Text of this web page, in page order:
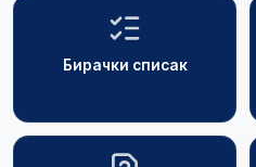
Бирачки списак